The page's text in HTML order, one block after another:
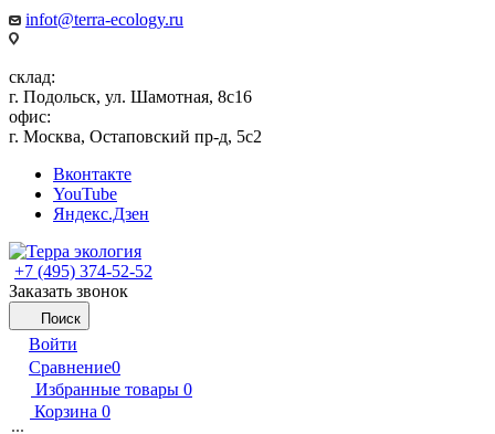
infot@terra-ecology.ru
склад:
г. Подольск, ул. Шамотная, 8с16
офис:
г. Москва, Остаповский пр-д, 5с2
Вконтакте
YouTube
Яндекс.Дзен
+7 (495) 374-52-52
Заказать звонок
Поиск
Войти
Сравнение0
Избранные товары 0
Корзина 0